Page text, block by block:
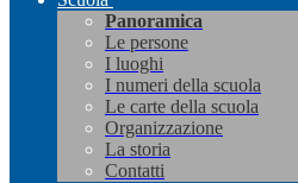
Panoramica
Le persone
I luoghi
I numeri della scuola
Le carte della scuola
Organizzazione
La storia
Contatti